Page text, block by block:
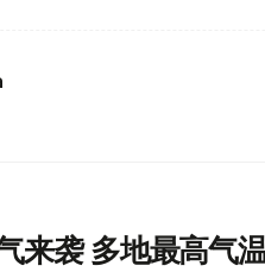
来袭 多地最高气